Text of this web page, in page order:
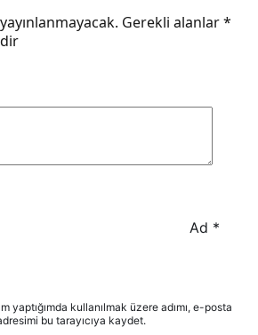
Gerekli alanlar*
Ad *
yaptığımda kullanılmak üzere adımı, e-posta
bu tarayıcıya kaydet.